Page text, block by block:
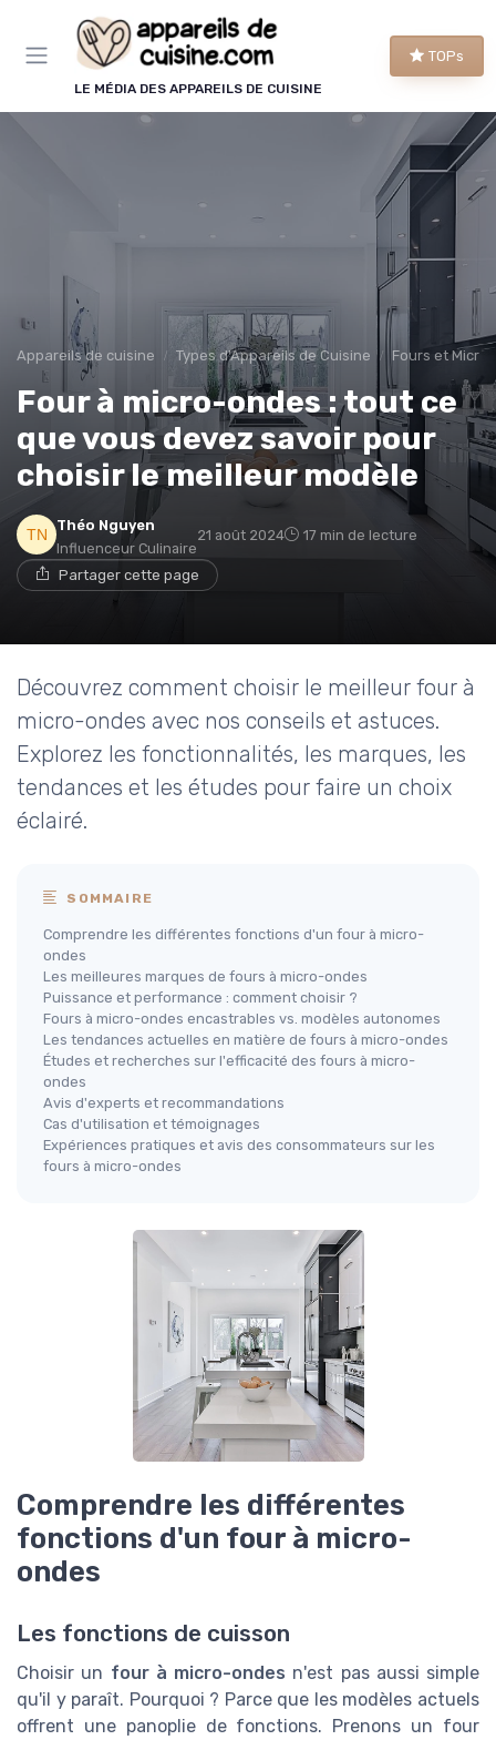
LE MÉDIA DES APPAREILS DE CUISINE
TOPs
Appareils de cuisine Types d'Appareils de Cuisine Fours et
Four à micro-ondes : tout ce
que vous devez savoir pour
choisir le meilleur modèle
Théo Nguyen
Influenceur Culinaire
21 août 2024 17 min de lecture
Partager cette page
Découvrez comment choisir le meilleur four à
micro-ondes avec nos conseils et astuces.
Explorez les fonctionnalités, les marques, les
tendances et les études pour faire un choix
éclairé.
SOMMAIRE
Comprendre les différentes fonctions d'un four à micro-
ondes
Les meilleures marques de fours à micro-ondes
Puissance et performance : comment choisir ?
Fours à micro-ondes encastrables vs. modèles autonomes
Les tendances actuelles en matière de fours à micro-ondes
Études et recherches sur l'efficacité des fours à micro-
ondes
Avis d'experts et recommandations
Cas d'utilisation et témoignages
Expériences pratiques et avis des consommateurs sur les
fours à micro-ondes
Comprendre les différentes
fonctions d'un four à micro-
ondes
Les fonctions de cuisson
Choisir un four à micro-ondes n'est pas aussi simple
qu'il y paraît. Pourquoi ? Parce que les modèles actuels
offrent une panoplie de fonctions. Prenons un four
Panneau de gestion des cookies